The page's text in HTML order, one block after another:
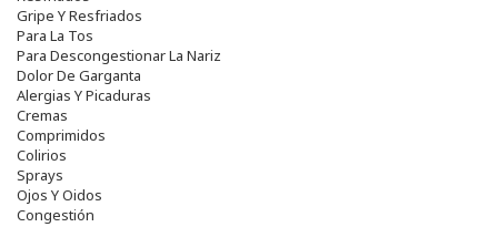
Gripe Y Resfriados
Para La Tos
Para Descongestionar La Nariz
Dolor De Garganta
Alergias Y Picaduras
Cremas
Comprimidos
Colirios
Sprays
Ojos Y Oidos
Congestión